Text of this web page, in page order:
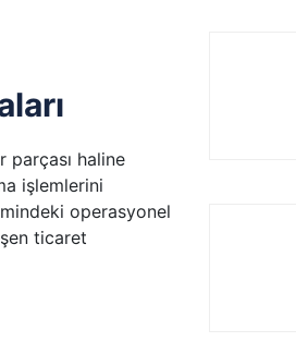
haline
işlemlerini
operasyonel
ticaret